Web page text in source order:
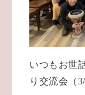
いつもお世
り交流会（3/